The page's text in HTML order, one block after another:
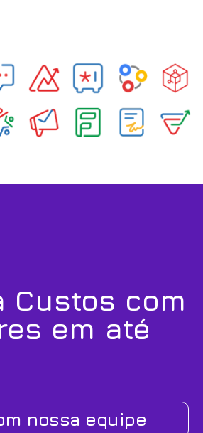
Custos com
em até
nossa equipe